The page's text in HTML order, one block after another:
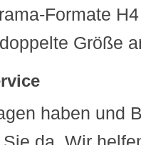
Formate
Größe
haben und